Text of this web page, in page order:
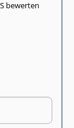
bewerten